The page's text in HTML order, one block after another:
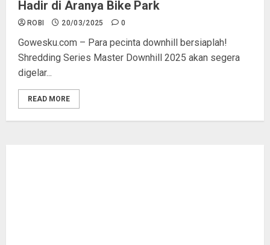
Hadir di Aranya Bike Park
ROBI 20/03/2025 0
Gowesku.com – Para pecinta downhill bersiaplah!
Shredding Series Master Downhill 2025 akan segera
digelar...
READ MORE